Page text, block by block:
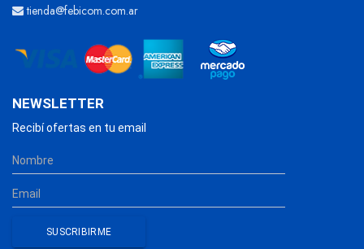
tienda@febicom.com.ar
NEWSLETTER
Recibí ofertas en tu email